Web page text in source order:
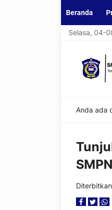
Beranda
Selasa, 04-
di website resmi SMPN 1
Anda ada